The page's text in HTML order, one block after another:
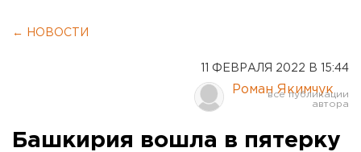
← НОВОСТИ
11 ФЕВРАЛЯ 2022 В 15:44
Роман Якимчук
Башкирия вошла в пятерку